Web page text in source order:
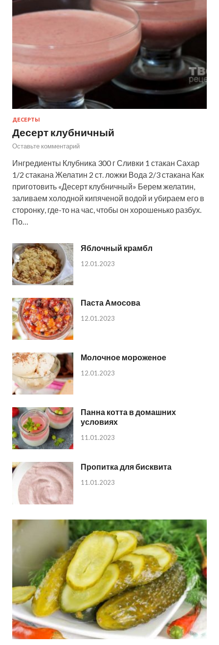
ДЕСЕРТЫ
Десерт клубничный
Оставьте комментарий
Ингредиенты Клубника 300 г Сливки 1 стакан Сахар
1/2 стакана Желатин 2 ст. ложки Вода 2/3 стакана Как
приготовить «Десерт клубничный» Берем желатин,
заливаем холодной кипяченой водой и убираем его в
сторонку, где-то на час, чтобы он хорошенько разбух.
По…
Яблочный крамбл
12.01.2023
Паста Амосова
12.01.2023
Молочное мороженое
12.01.2023
Панна котта в домашних
условиях
11.01.2023
Пропитка для бисквита
11.01.2023